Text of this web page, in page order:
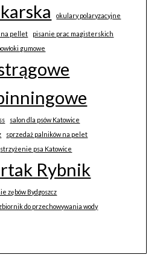
okulary polaryzacyjne
pellet
pisanie prac magisterskich
gumowe
salon dla psów Katowice
sprzedaż palników na pelet
strzyżenie psa Katowice
Rybnik
zębów Bydgoszcz
do przechowywania wody